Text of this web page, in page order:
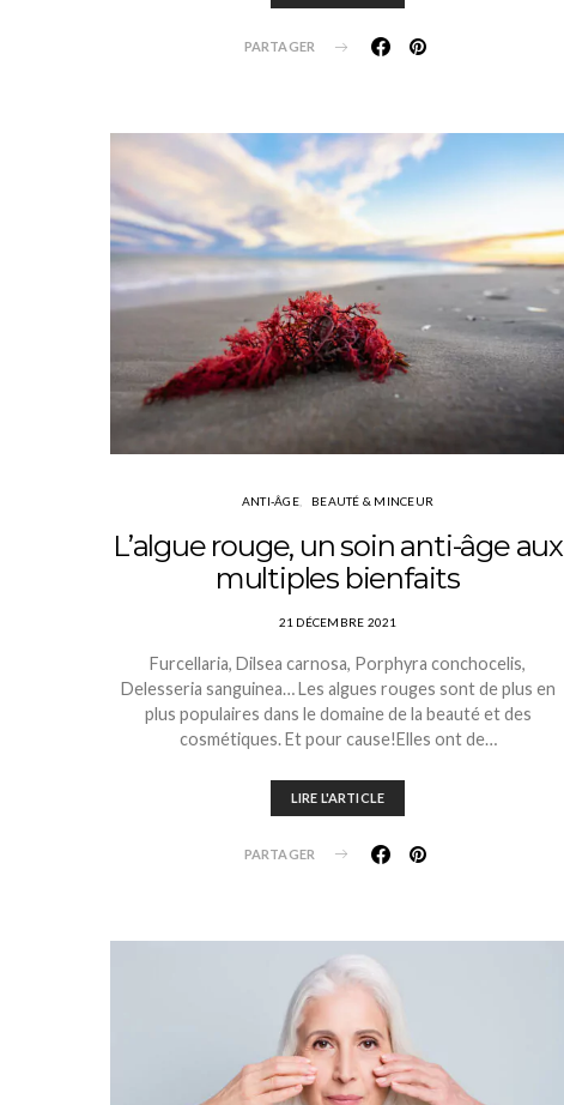
PARTAGER
ANTI-ÂGE BEAUTÉ & MINCEUR
L’algue rouge, un soin anti-âge aux
multiples bienfaits
21 DÉCEMBRE 2021
Furcellaria, Dilsea carnosa, Porphyra conchocelis,
Delesseria sanguinea… Les algues rouges sont de plus en
plus populaires dans le domaine de la beauté et des
cosmétiques. Et pour cause!Elles ont de…
LIRE L'ARTICLE
PARTAGER